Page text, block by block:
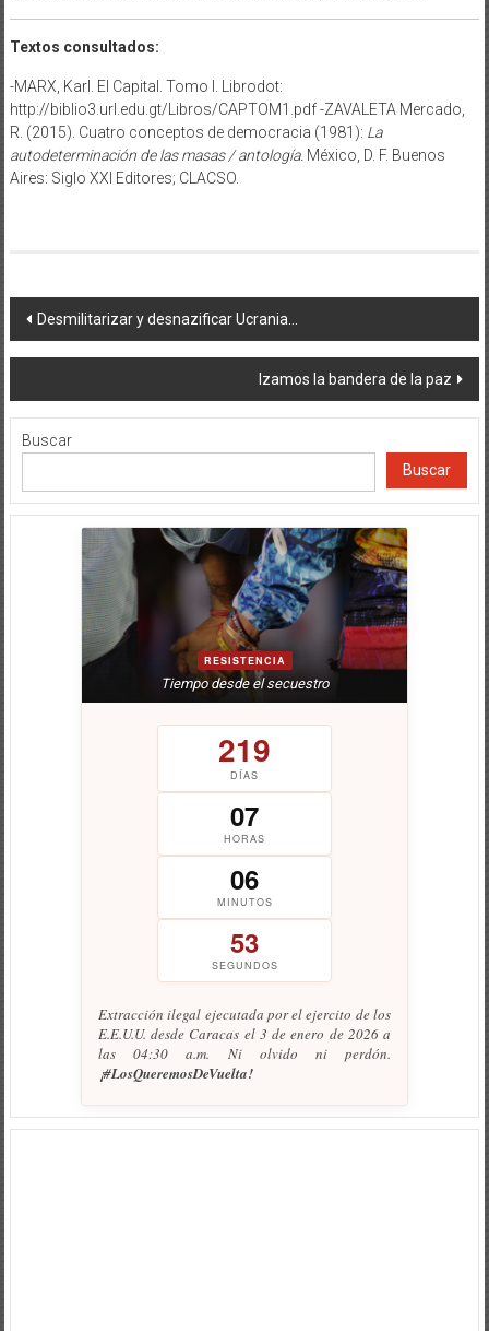
Textos consultados:
-MARX, Karl. El Capital. Tomo I. Librodot:
http://biblio3.url.edu.gt/Libros/CAPTOM1.pdf -ZAVALETA Mercado,
R. (2015). Cuatro conceptos de democracia (1981): La
autodeterminación de las masas / antología. México, D. F. Buenos
Aires: Siglo XXI Editores; CLACSO.
Navegación
de
entradas
Desmilitarizar y desnazificar Ucrania…
Izamos la bandera de la paz
Buscar
Buscar
RESISTENCIA
Tiempo desde el secuestro
219
DÍAS
07
HORAS
06
MINUTOS
54
SEGUNDOS
Extracción ilegal ejecutada por el ejercito de los
E.E.U.U. desde Caracas el 3 de enero de 2026 a
las 04:30 a.m. Ni olvido ni perdón.
¡#LosQueremosDeVuelta!